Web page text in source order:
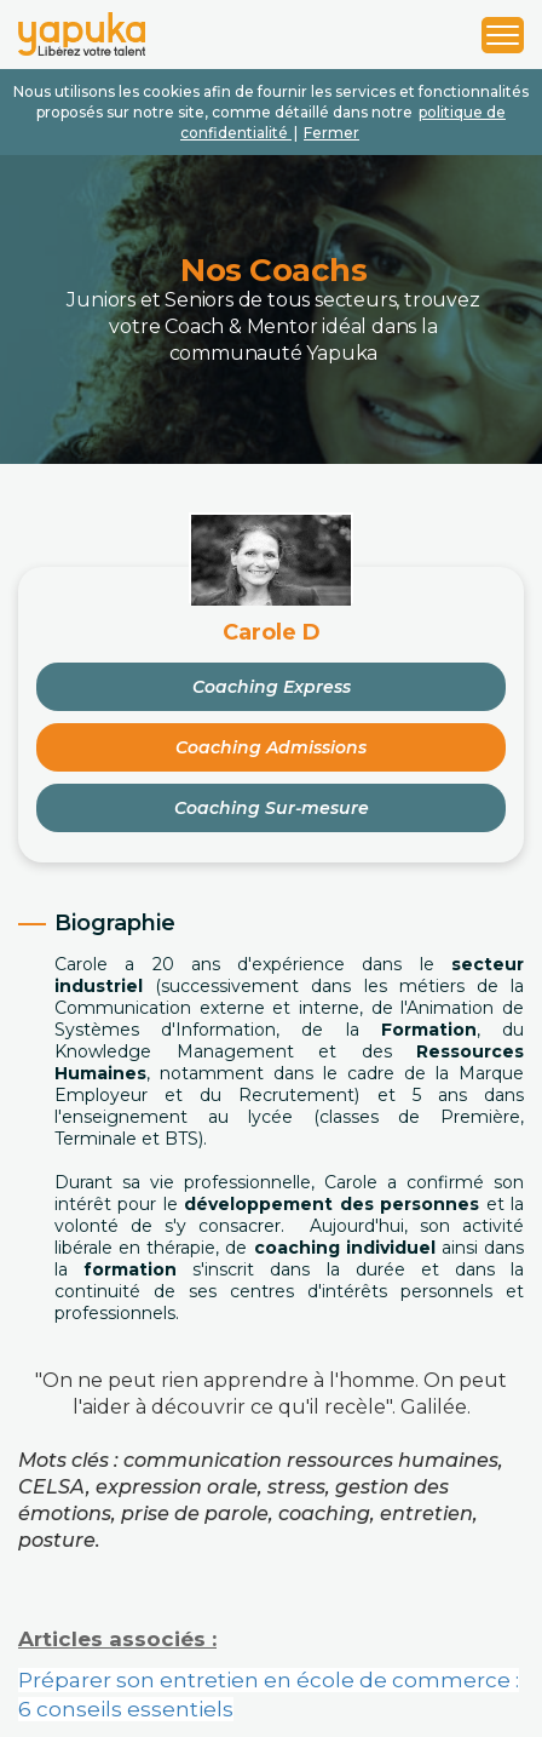
Nous utilisons les cookies afin de fournir les services et fonctionnalités
proposés sur notre site, comme détaillé dans notre politique de
confidentialité
Fermer
1
2
3
Nos Coachs
Juniors et Seniors de tous secteurs, trouvez
votre Coach & Mentor idéal dans la
communauté Yapuka
Carole D
Coaching Express
Coaching Admissions
Coaching Sur-mesure
Biographie
Carole a 20 ans d'expérience dans le secteur
industriel
(successivement dans les métiers de la
Communication externe et interne, de l'Animation de
Systèmes d'Information, de la Formation, du
Knowledge Management et des Ressources
Humaines, notamment dans le cadre de la Marque
Employeur et du Recrutement) et 5 ans dans
l'enseignement au lycée (classes de Première,
Terminale et BTS).
Durant sa vie professionnelle, Carole a confirmé son
intérêt pour le développement des personnes et la
volonté de s'y consacrer. Aujourd'hui, son activité
libérale en thérapie, de coaching individuelainsi dans
laformations'inscrit dans la durée et dans la
continuité de ses centres d'intérêts personnels et
professionnels.
"On ne peut rien apprendre à l'homme. On peut
l'aider à découvrir ce qu'il recèle". Galilée.
Mots clés : communication ressources humaines,
CELSA, expression orale, stress, gestion des
émotions, prise de parole, coaching, entretien,
posture.
Articles associés :
Préparer son entretien en école de commerce :
6 conseils essentiels